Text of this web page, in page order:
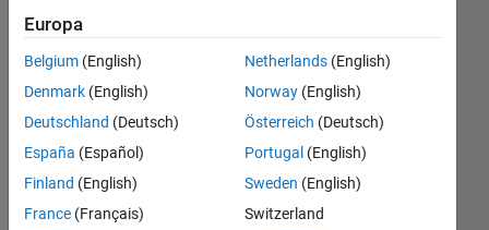
following
mohammed
elmenshawy
14 Ago
2
Risposte
Europa
Belgium (English)
Denmark (English)
Deutschland (Deutsch)
España (Español)
Finland (English)
France (Français)
Netherlands(English)
Norway(English)
Österreich (Deutsch)
Portugal (English)
Sweden (English)
Switzerland